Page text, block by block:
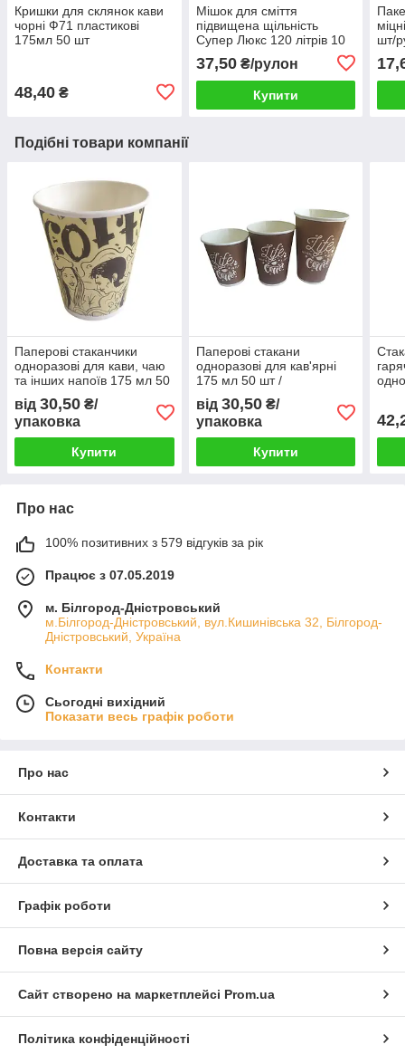
Кришки для склянок кави
чорні Ф71 пластикові
175мл 50 шт
48,40 ₴
Мішок для сміття
підвищена щільність
Супер Люкс 120 літрів 10
37,50₴/рулон
Купити
шт/
Подібні товари компанії
Паперові стаканчики
одноразові для кави, чаю
та інших напоїв 175 мл 50
шт
від 30,50 ₴/
упаковка
Купити
Паперові стакани
одноразові для кав'ярні
175 мл 50 шт /
одноразовий посуд
від 30,50₴/
упаковка
Купити
Про нас
100% позитивних з 579 відгуків за рік
Працює з 07.05.2019
м. Білгород-Дністровський
м.Білгород-Дністровський, вул.Кишинівська 32, Білгород-
Дністровський, Україна
Контакти
Сьогодні вихідний
Показати весь графік роботи
Про нас
Контакти
Доставка та оплата
Графік роботи
Повна версія сайту
Сайт створено на маркетплейсі Prom.ua
Політика конфіденційності